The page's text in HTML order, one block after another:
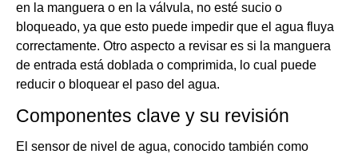
en la manguera o en la válvula, no esté sucio o
bloqueado, ya que esto puede impedir que el agua fluya
correctamente. Otro aspecto a revisar es si la manguera
de entrada está doblada o comprimida, lo cual puede
reducir o bloquear el paso del agua.
Componentes clave y su revisión
El sensor de nivel de agua, conocido también como